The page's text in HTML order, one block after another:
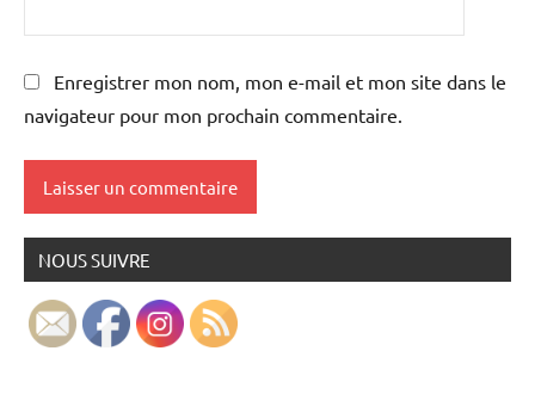
Enregistrer mon nom, mon e-mail et mon site dans le
navigateur pour mon prochain commentaire.
NOUS SUIVRE